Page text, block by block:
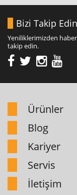
Bizi Takip Edin
Yeniliklerimizden
takip edin.
Ürünler
Blog
Kariyer
Servis
İletişim